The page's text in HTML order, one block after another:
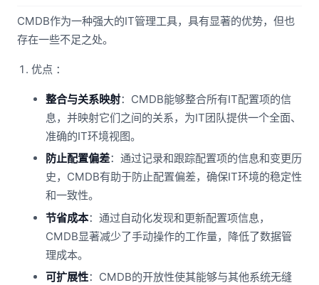
CMDB作为一种强大的IT管理工具，具有显著的优势，但也
存在一些不足之处。
优点 ：
整合与关系映射：CMDB能够整合所有IT配置项的信
息，并映射它们之间的关系，为IT团队提供一个全面、
准确的IT环境视图。
防止配置偏差：通过记录和跟踪配置项的信息和变更历
史，CMDB有助于防止配置偏差，确保IT环境的稳定性
和一致性。
节省成本：通过自动化发现和更新配置项信息，
CMDB显著减少了手动操作的工作量，降低了数据管
理成本。
可扩展性：CMDB的开放性使其能够与其他系统无缝